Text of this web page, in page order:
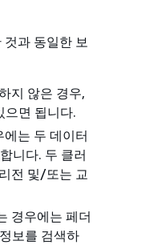
과 동일한 보
지 않은 경우,
으면 됩니다.
에는 두 데이터
니다. 두 클러
전 및/또는 교
경우에는 페더
보를 검색하